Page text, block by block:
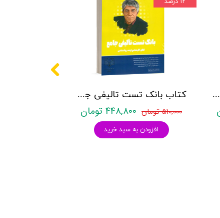
کتاب بانک تست تالیفی جامع روان آموز
۵۱۰,۰۰۰ تومان ۴۴۸,۸۰۰ تومان
افزودن به سبد خرید
کتاب روانشناسی شخصیت نشر روان آموز زهرا ساعدی